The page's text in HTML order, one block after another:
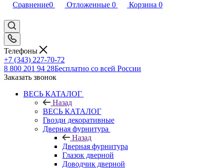
Сравнение0 Отложенные 0 Корзина 0
Телефоны
+7 (343) 227-70-72
8 800 201 94 28Бесплатно со всей России
Заказать звонок
ВЕСЬ КАТАЛОГ
Назад
ВЕСЬ КАТАЛОГ
Гвозди декоративные
Дверная фурнитура
Назад
Дверная фурнитура
Глазок дверной
Доводчик дверной